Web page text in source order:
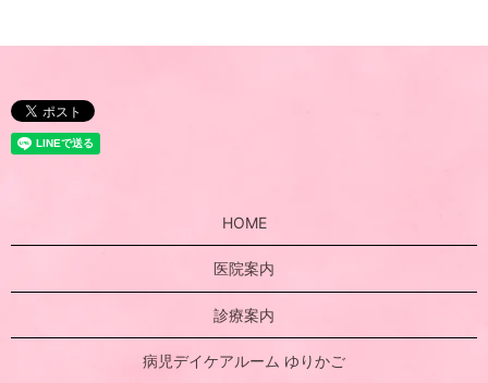
HOME
医院案内
診療案内
病児デイケアルーム ゆりかご